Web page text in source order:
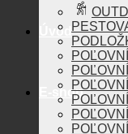
Úvod
E-shop